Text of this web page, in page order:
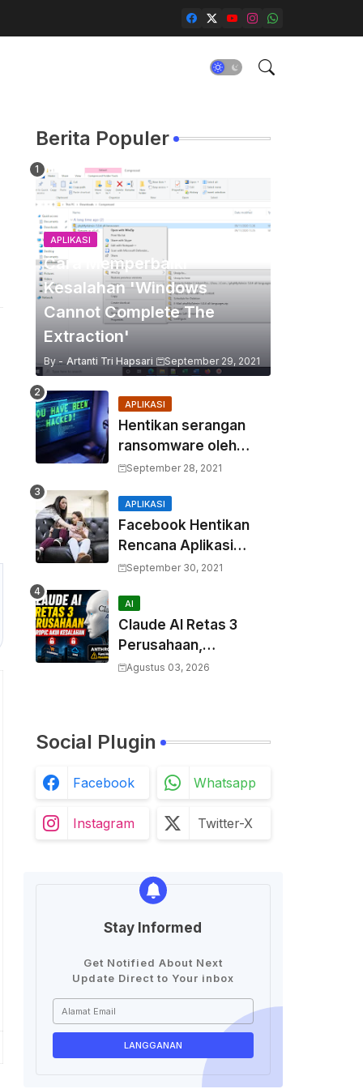
Berita Populer
APLIKASI
Cara Memperbaiki
Kesalahan 'Windows
Cannot Complete The
Extraction'
By - Artanti Tri Hapsari September 29, 2021
APLIKASI
Hentikan serangan
ransomware oleh
hacker! Berikut adalah
September 28, 2021
APLIKASI
Facebook Hentikan
Rencana Aplikasi
Instagram Kids
September 30, 2021
AI
Claude AI Retas 3
Perusahaan,
Anthropic Akui
Agustus 03, 2026
Social Plugin
Facebook Whatsapp
Instagram Twitter-X
Stay Informed
Get Notified About Next
Update Direct to Your inbox